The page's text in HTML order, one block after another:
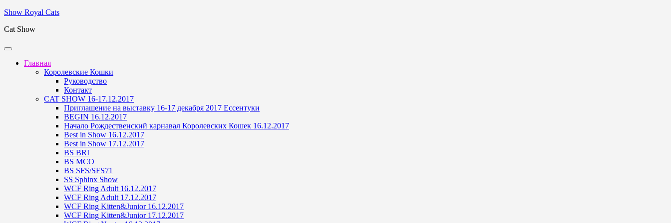
Skip
content
Show Royal Cats
Cat Show
Главная
Королевские Кошки
Руководство
Контакт
CAT SHOW 16-17.12.2017
Приглашение на выставку 16-17 декабря 2017 Ессентуки
BEGIN 16.12.2017
Начало Рождественский карнавал Королевских Кошек 16.12.2017
Best in Show 16.12.2017
Best in Show 17.12.2017
BS BRI
BS MCO
BS SFS/SFS71
SS Sphinx Show
WCF Ring Adult 16.12.2017
WCF Ring Adult 17.12.2017
WCF Ring Kitten&Junior 16.12.2017
WCF Ring Kitten&Junior 17.12.2017